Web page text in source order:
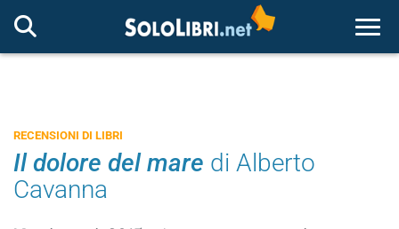
RECENSIONI DI LIBRI
Il dolore del mare di Alberto
Cavanna